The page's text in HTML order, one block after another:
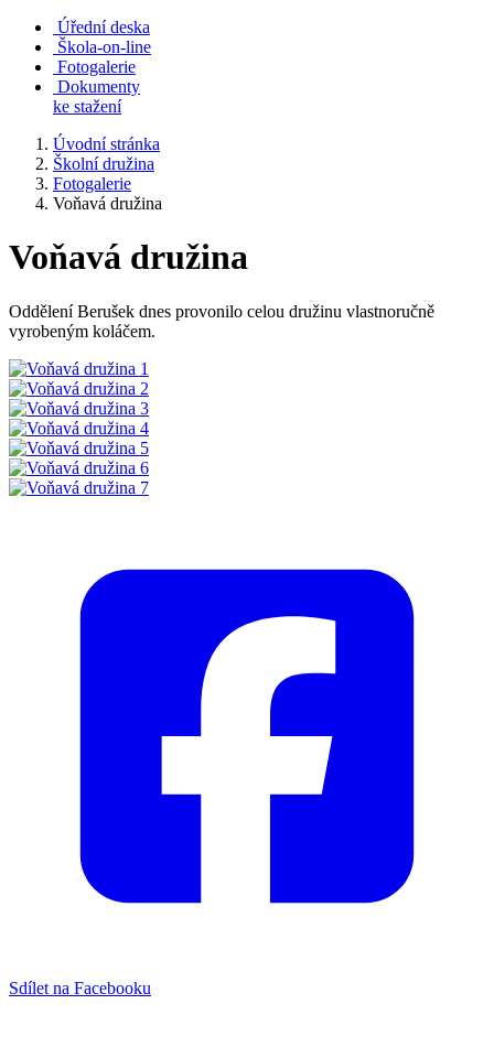
Úřední deska
Škola-on-line
Fotogalerie
Dokumenty
ke stažení
Úvodní stránka
Školní družina
Fotogalerie
Voňavá družina
Voňavá družina
Oddělení Berušek dnes provonilo celou družinu vlastnoručně
vyrobeným koláčem.
Sdílet na Facebooku